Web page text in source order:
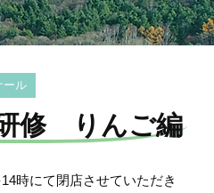
ール
修 りんご編
時にて閉店させていただき